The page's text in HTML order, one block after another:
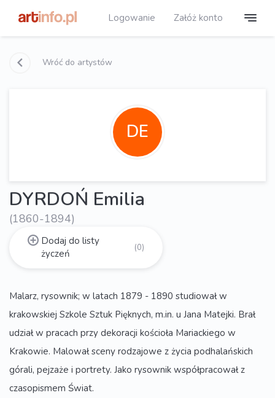
Logowanie Załóż konto
Wróć do artystów
DE
DYRDOŃ Emilia
(1860-1894)
Dodaj do listy
życzeń
(0)
Malarz, rysownik; w latach 1879 - 1890 studiował w
krakowskiej Szkole Sztuk Pięknych, m.in. u Jana Matejki. Brał
udział w pracach przy dekoracji kościoła Mariackiego w
Krakowie. Malował sceny rodzajowe z życia podhalańskich
górali, pejzaże i portrety. Jako rysownik współpracował z
czasopismem Świat.